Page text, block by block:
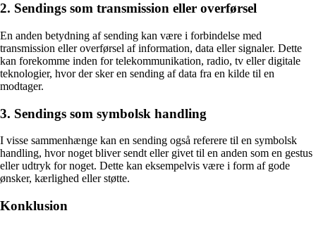
2. Sendings som transmission eller overførsel
En anden betydning af sending kan være i forbindelse med
transmission eller overførsel af information, data eller signaler. Dette
kan forekomme inden for telekommunikation, radio, tv eller digitale
teknologier, hvor der sker en sending af data fra en kilde til en
modtager.
3. Sendings som symbolsk handling
I visse sammenhænge kan en sending også referere til en symbolsk
handling, hvor noget bliver sendt eller givet til en anden som en gestus
eller udtryk for noget. Dette kan eksempelvis være i form af gode
ønsker, kærlighed eller støtte.
Konklusion